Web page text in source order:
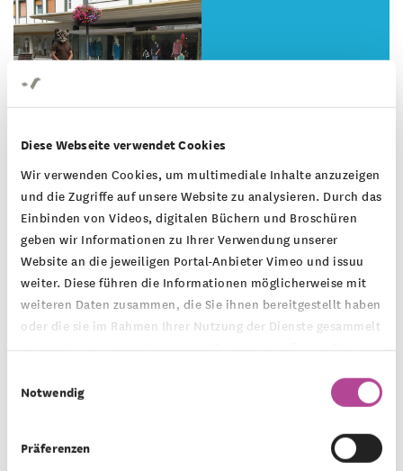
Diese Webseite verwendet Cookies
Wir verwenden Cookies, um multimediale Inhalte anzuzeigen
und die Zugriffe auf unsere Website zu analysieren. Durch das
Einbinden von Videos, digitalen Büchern und Broschüren
geben wir Informationen zu Ihrer Verwendung unserer
Website an die jeweiligen Portal-Anbieter Vimeo und issuu
weiter. Diese führen die Informationen möglicherweise mit
weiteren Daten zusammen, die Sie ihnen bereitgestellt haben
oder die sie im Rahmen Ihrer Nutzung der Dienste gesammelt
haben. Mehr Informationen zum Datenschutz finden Sie in
Notwendig
Präferenzen
Für „Ein Teppich für Rheydt“ haben sie alte Tücher,
Stoffe, Wolle, Kleidungsstücke und sogar
Stofftieren ein Teppich für die ehemalige
Textilstadt gewebt. Vom überdimensionierten
Webstuhl reicht er bereits über 20 Meter auf die
Straße hinaus. Dabei erzählt jedes mitgebrachte
Stück Stoff eine eigene Geschichte, die jeweils in